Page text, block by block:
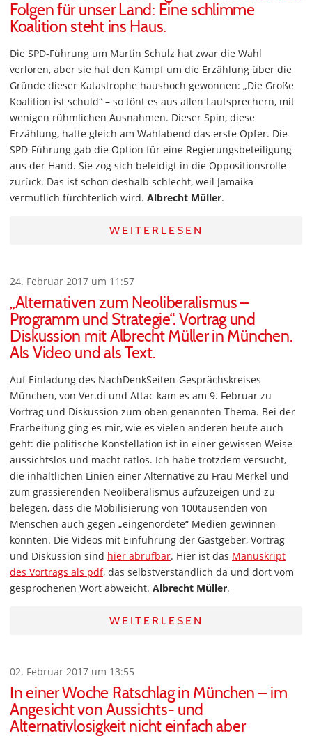
Folgen für unser Land: Eine schlimme
Koalition steht ins Haus.
Die SPD-Führung um Martin Schulz hat zwar die Wahl
verloren, aber sie hat den Kampf um die Erzählung über die
Gründe dieser Katastrophe haushoch gewonnen: „Die Große
Koalition ist schuld“ – so tönt es aus allen Lautsprechern, mit
wenigen rühmlichen Ausnahmen. Dieser Spin, diese
Erzählung, hatte gleich am Wahlabend das erste Opfer. Die
SPD-Führung gab die Option für eine Regierungsbeteiligung
aus der Hand. Sie zog sich beleidigt in die Oppositionsrolle
zurück. Das ist schon deshalb schlecht, weil Jamaika
vermutlich fürchterlich wird. Albrecht Müller.
WEITERLESEN
24. Februar 2017 um 11:57
„Alternativen zum Neoliberalismus –
Programm und Strategie“. Vortrag und
Diskussion mit Albrecht Müller in München.
Als Video und als Text.
Auf Einladung des NachDenkSeiten-Gesprächskreises
München, von Ver.di und Attac kam es am 9. Februar zu
Vortrag und Diskussion zum oben genannten Thema. Bei der
Erarbeitung ging es mir, wie es vielen anderen heute auch
geht: die politische Konstellation ist in einer gewissen Weise
aussichtslos und macht ratlos. Ich habe trotzdem versucht,
die inhaltlichen Linien einer Alternative zu Frau Merkel und
zum grassierenden Neoliberalismus aufzuzeigen und zu
belegen, dass die Mobilisierung von 100tausenden von
Menschen auch gegen „eingenordete“ Medien gewinnen
könnten. Die Videos mit Einführung der Gastgeber, Vortrag
und Diskussion sind hier abrufbar. Hier ist das Manuskript
des Vortrags als pdf, das selbstverständlich da und dort vom
gesprochenen Wort abweicht. Albrecht Müller.
WEITERLESEN
02. Februar 2017 um 13:55
In einer Woche Ratschlag in München – im
Angesicht von Aussichts- und
Alternativlosigkeit nicht einfach aber